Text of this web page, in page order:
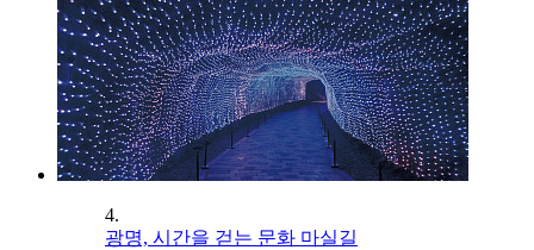
4.
광명, 시간을 걷는 문화 마실길